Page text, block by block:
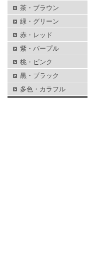
茶・ブラウン
緑・グリーン
赤・レッド
紫・パープル
桃・ピンク
黒・ブラック
多色・カラフル